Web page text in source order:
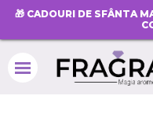
🎁 CADOURI DE SFÂNTA